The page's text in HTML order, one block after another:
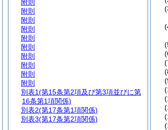
附則
附則
附則
附則
附則
附則
附則
附則
附則
附則
別表1(第15条第2項及び第3項並びに第
16条第1項関係)
別表2(第17条第1項関係)
別表3(第17条第2項関係)